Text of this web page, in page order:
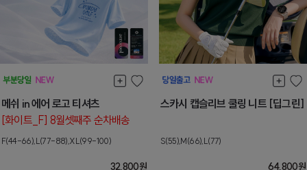
메쉬 in 에어 로고 티셔츠
[화이트_F] 8월셋째주 순차배송
F(44-66),L(77-88),XL(99-100)
32,800원
스카시 캡슬리브 쿨링 니트 [딥그린]
S(55),M(66),L(77)
64,800원